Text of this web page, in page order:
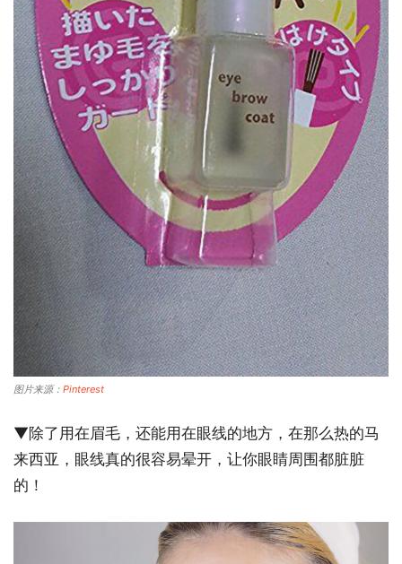
图片来源： Pinterest
▼除了用在眉毛，还能用在眼线的地方，在那么热的马
来西亚，眼线真的很容易晕开，让你眼睛周围都脏脏
的！